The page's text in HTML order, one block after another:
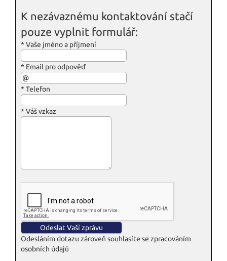
K nezávaznému kontaktování stačí
pouze vyplnit formulář:
* Vaše jméno a příjmení
* Email pro odpověď
* Telefon
* Váš vzkaz
Odesláním dotazu zároveň souhlasíte se zpracováním
osobních údajů